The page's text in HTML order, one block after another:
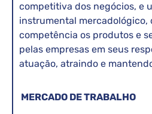
competitiva dos negócios, e
instrumental mercadológico,
competência os produtos e
pelas empresas em seus
atuação, atraindo e
MERCADO DE TRABALHO